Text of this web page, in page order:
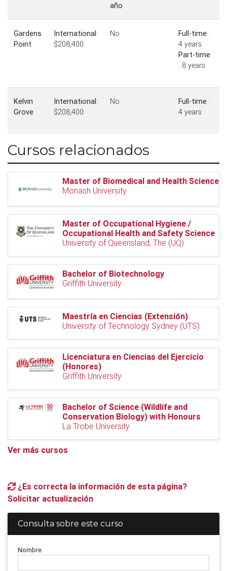
año
Gardens
Point
International:
$208,400
No Full-time :
4 years
Part-time
: 8 years
Kelvin
Grove
International:
$208,400
No Full-time :
4 years
Cursos relacionados
Master of Biomedical and Health Science
Monash University
Master of Occupational Hygiene /
Occupational Health and Safety Science
University of Queensland, The (UQ)
Bachelor of Biotechnology
Griffith University
Maestría en Ciencias (Extensión)
University of Technology Sydney (UTS)
Licenciatura en Ciencias del Ejercicio
(Honores)
Griffith University
Bachelor of Science (Wildlife and
Conservation Biology) with Honours
La Trobe University
Ver más cursos
¿Es correcta la información de esta página?
Solicitar actualización
Consulta sobre este curso
Nombre